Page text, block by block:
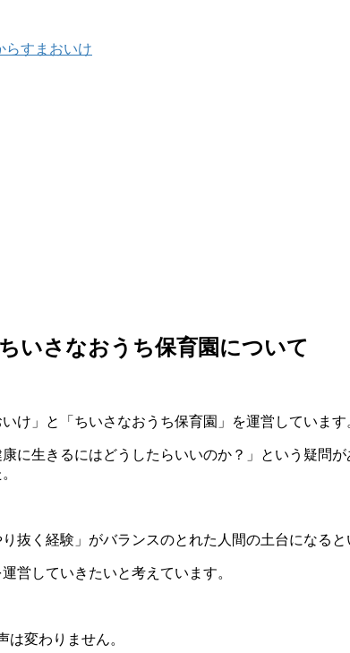
ちいさなおうち保育園について
」と「ちいさなおうち保育園」を運営しています
に生きるにはどうしたらいいのか？」という疑問
抜く経験」がバランスのとれた人間の土台になる
営していきたいと考えています。
変わりません。